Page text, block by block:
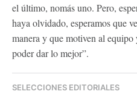
el último, nomás uno. Pero,
haya olvidado, esperamos que
manera y que motiven al
poder dar lo mejor”.
SELECCIONES EDITORIALES